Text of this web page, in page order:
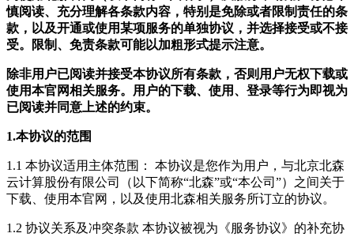
慎阅读、充分理解各条款内容，特别是免除或者限制责任的条
款，以及开通或使用某项服务的单独协议，并选择接受或不接
受。限制、免责条款可能以加粗形式提示注意。
除非用户已阅读并接受本协议所有条款，否则用户无权下载或
使用本官网相关服务。用户的下载、使用、登录等行为即视为
已阅读并同意上述的约束。
1.本协议的范围
1.1 本协议适用主体范围： 本协议是您作为用户，与北京北森
云计算股份有限公司（以下简称“北森”或“本公司”）之间关于
下载、使用本官网，以及使用北森相关服务所订立的协议。
1.2 协议关系及冲突条款 本协议被视为《服务协议》的补充协